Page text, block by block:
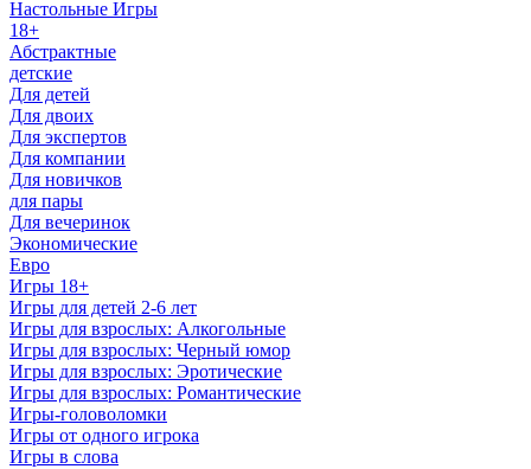
Настольные Игры
18+
Абстрактные
детские
Для детей
Для двоих
Для экспертов
Для компании
Для новичков
для пары
Для вечеринок
Экономические
Евро
Игры 18+
Игры для детей 2-6 лет
Игры для взрослых: Алкогольные
Игры для взрослых: Черный юмор
Игры для взрослых: Эротические
Игры для взрослых: Романтические
Игры-головоломки
Игры от одного игрока
Игры в слова